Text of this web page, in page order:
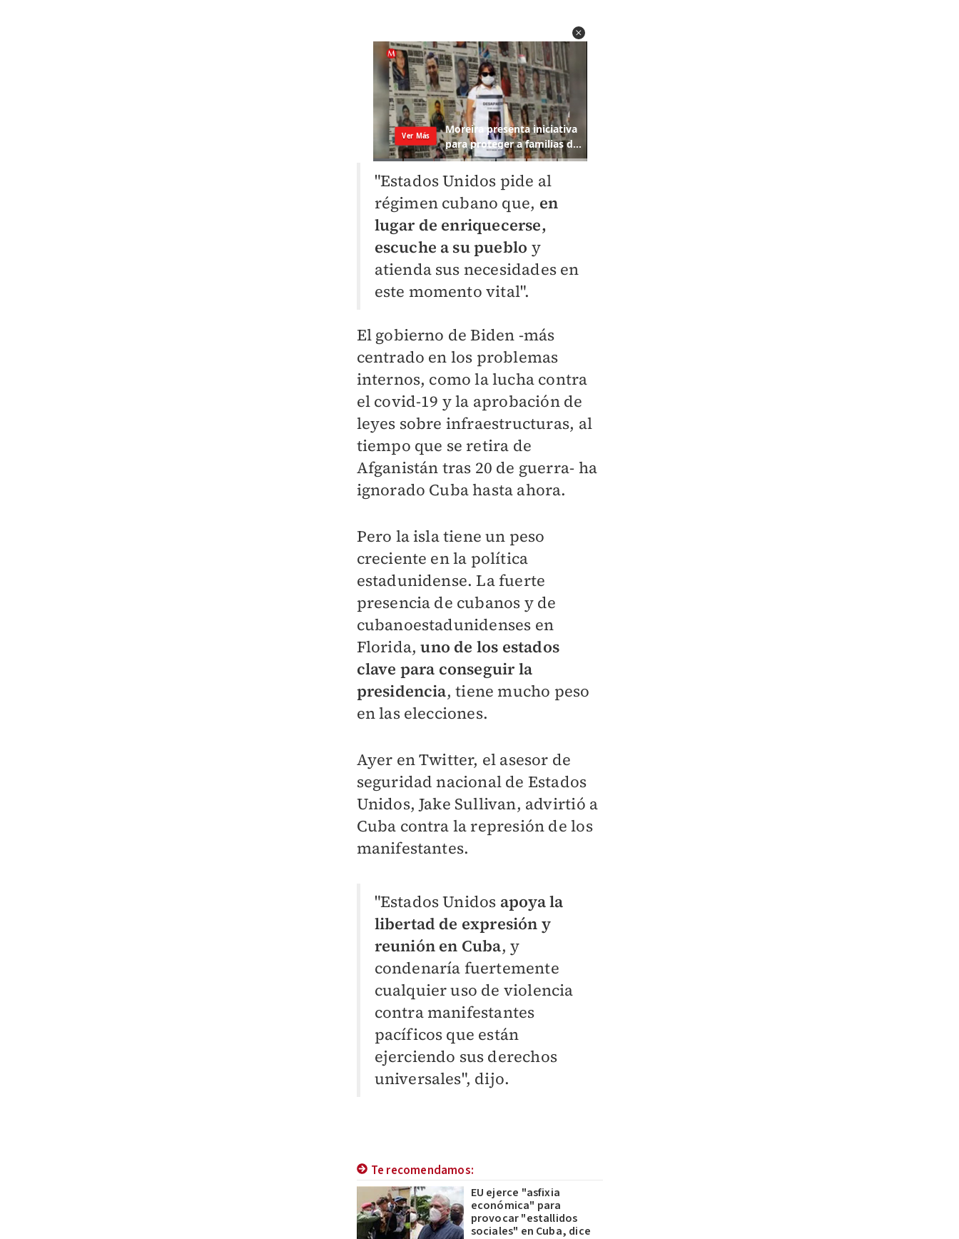
"Estados Unidos pide al
régimen cubano que, en
lugar de enriquecerse,
escuche a su pueblo y
atienda sus necesidades en
este momento vital".
El gobierno de Biden -más
centrado en los problemas
internos, como la lucha contra
el covid-19 y la aprobación de
leyes sobre infraestructuras, al
tiempo que se retira de
Afganistán tras 20 de guerra- ha
ignorado Cuba hasta ahora.
Pero la isla tiene un peso
creciente en la política
estadunidense. La fuerte
presencia de cubanos y de
cubanoestadunidenses en
Florida,uno de los estados
clave para conseguir la
presidencia, tiene mucho peso
en las elecciones.
Ayer en Twitter, el asesor de
seguridad nacional de Estados
Unidos, Jake Sullivan, advirtió a
Cuba contra la represión de los
manifestantes.
"Estados Unidos apoya la
libertad de expresión y
reunión en Cuba, y
condenaría fuertemente
cualquier uso de violencia
contra manifestantes
pacíficos que están
ejerciendo sus derechos
universales", dijo.
Te recomendamos:
EU ejerce "asfixia
económica" para
provocar "estallidos
sociales" en Cuba, dice